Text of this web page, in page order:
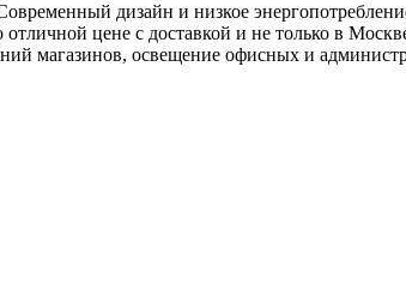
дизайн и низкое
цене с доставкой и не только в
магазинов, освещение офисных и